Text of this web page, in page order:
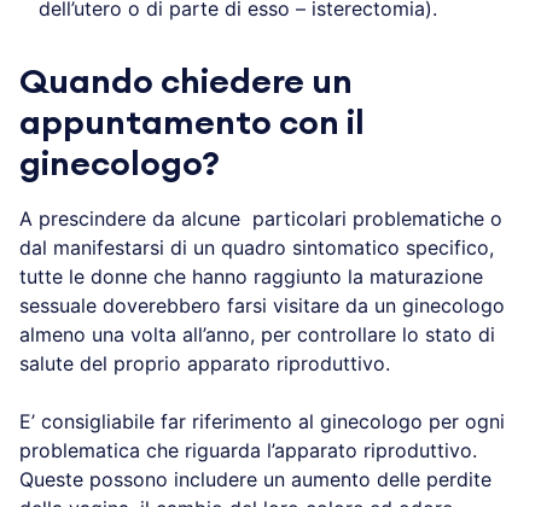
dell’utero o di parte di esso – isterectomia).
Quando chiedere un
appuntamento con il
ginecologo?
A prescindere da alcune particolari problematiche o
dal manifestarsi di un quadro sintomatico specifico,
tutte le donne che hanno raggiunto la maturazione
sessuale doverebbero farsi visitare da un ginecologo
almeno una volta all’anno, per controllare lo stato di
salute del proprio apparato riproduttivo.
E’ consigliabile far riferimento al ginecologo per ogni
problematica che riguarda l’apparato riproduttivo.
Queste possono includere un aumento delle perdite